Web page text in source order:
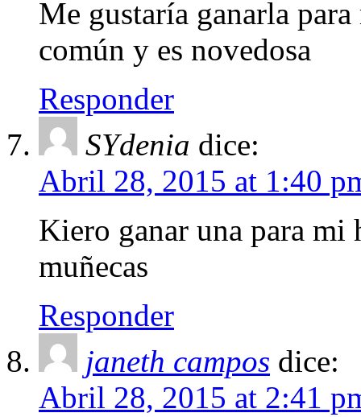
Me gustaría ganarla
común y es novedosa
Responder
SYdenia dice:
Abril 28, 2015 at 1:40
Kiero ganar una para mi
muñecas
Responder
janeth campos dice:
Abril 28, 2015 at 2:41